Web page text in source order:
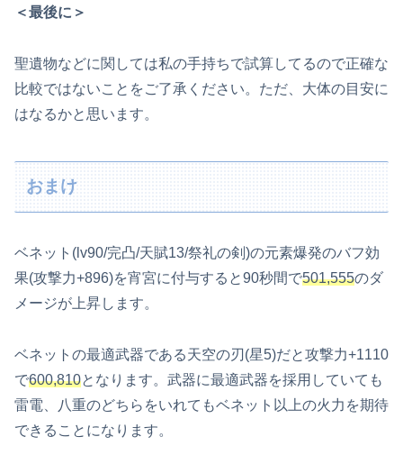
＜最後に＞
聖遺物などに関しては私の手持ちで試算してるので正確な
比較ではないことをご了承ください。ただ、大体の目安に
はなるかと思います。
おまけ
ベネット(lv90/完凸/天賦13/祭礼の剣)の元素爆発のバフ効
果(攻撃力+896)を宵宮に付与すると90秒間で501,555のダ
メージが上昇します。
ベネットの最適武器である天空の刃(星5)だと攻撃力+1110
で600,810となります。武器に最適武器を採用していても
雷電、八重のどちらをいれてもベネット以上の火力を期待
できることになります。